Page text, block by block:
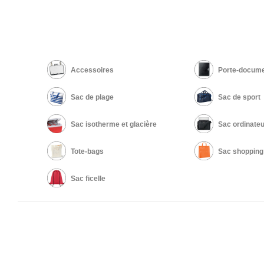
Accessoires Porte-
Sac de plage Sac de sport
Sac isotherme et glacière Sac
Tote-bags Sac shopping
Sac ficelle